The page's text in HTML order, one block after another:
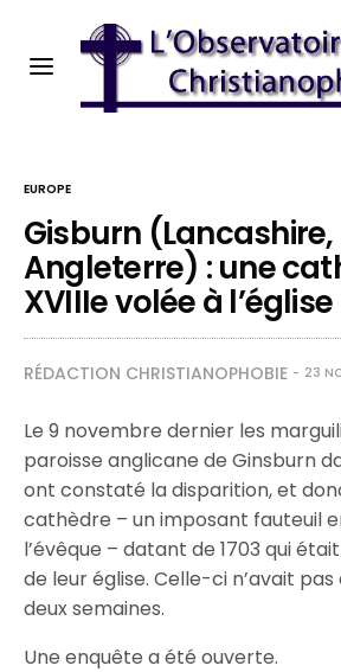
EUROPE
Gisburn (Lancashire,
Angleterre) : une
XVIIIe volée à l’église
RÉDACTION CHRISTIANOPHOBIE 23
Le 9 novembre dernier les
paroisse anglicane de Ginsburn
ont constaté la disparition, et
cathèdre – un imposant fauteuil
l’évêque – datant de 1703 qui
de leur église. Celle-ci n’avait
deux semaines.
Une enquête a été ouverte.